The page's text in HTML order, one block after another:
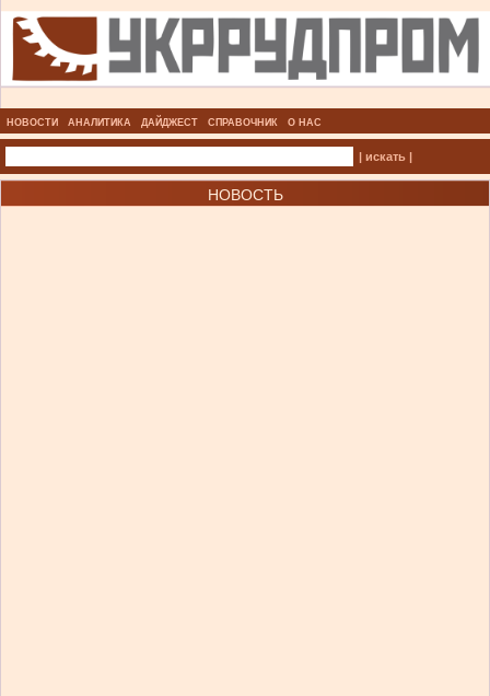
НОВОСТИ АНАЛИТИКА ДАЙДЖЕСТ СПРАВОЧНИК О НАС
| искать |
НОВОСТЬ